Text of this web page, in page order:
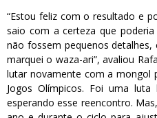
“Estou feliz com o resultado e
saio com a certeza que
não fossem pequenos
marquei o waza-ari”, avaliou
lutar novamente com a mongol
Jogos Olímpicos. Foi uma
esperando esse reencontro.